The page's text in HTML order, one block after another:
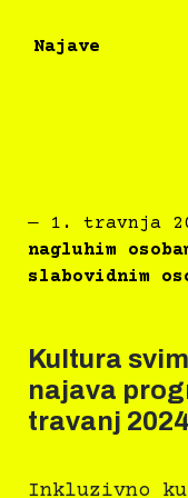
Najave
― 1. travnja
nagluhim
slabovidnim
Kultura
najava
travanj
Inkluzivno